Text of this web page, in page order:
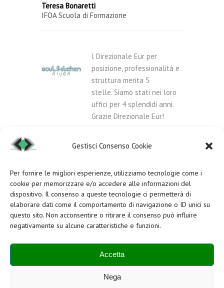
Gestisci Consenso Cookie
Per fornire le migliori esperienze, utilizziamo tecnologie come i
cookie per memorizzare e/o accedere alle informazioni del
dispositivo. Il consenso a queste tecnologie ci permetterà di
elaborare dati come il comportamento di navigazione o ID unici su
questo sito. Non acconsentire o ritirare il consenso può influire
negativamente su alcune caratteristiche e funzioni.
Accetta
Nega
Teresa Bonaretti
IFOA Scuola di Formazione
l Direzionale Eur per
posizione, professionalità e
struttura merita 5
stelle. Siamo stati nei loro
uffici per 4 splendidi anni.
Grazie Direzionale Eur!
Soulkitchen River
La struttura è comoda,
raggiungibile e ben
attrezzata. Segreteria
adeguata e professionale